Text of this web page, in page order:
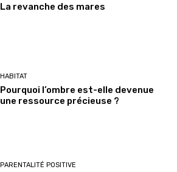
La revanche des mares
HABITAT
Pourquoi l’ombre est-elle devenue
une ressource précieuse ?
PARENTALITÉ POSITIVE